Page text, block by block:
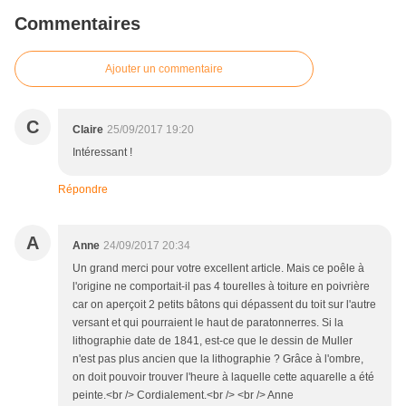
Commentaires
Ajouter un commentaire
C Claire 25/09/2017 19:20
Intéressant !
Répondre
A Anne 24/09/2017 20:34
Un grand merci pour votre excellent article. Mais ce poêle à
l'origine ne comportait-il pas 4 tourelles à toiture en poivrière
car on aperçoit 2 petits bâtons qui dépassent du toit sur l'autre
versant et qui pourraient le haut de paratonnerres. Si la
lithographie date de 1841, est-ce que le dessin de Muller
n'est pas plus ancien que la lithographie ? Grâce à l'ombre,
on doit pouvoir trouver l'heure à laquelle cette aquarelle a été
peinte.<br /> Cordialement.<br /> <br /> Anne